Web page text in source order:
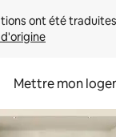
Mettre mon